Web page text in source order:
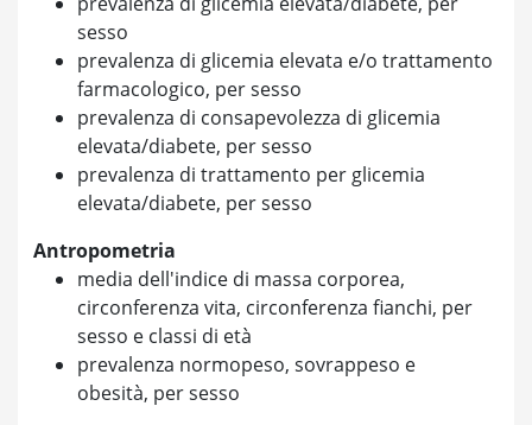
sesso
prevalenza di glicemia elevata e/o trattamento
farmacologico, per sesso
prevalenza di consapevolezza di glicemia
elevata/diabete, per sesso
prevalenza di trattamento per glicemia
elevata/diabete, per sesso
Antropometria
media dell'indice di massa corporea,
circonferenza vita, circonferenza fianchi, per
sesso e classi di età
prevalenza normopeso, sovrappeso e
obesità, per sesso